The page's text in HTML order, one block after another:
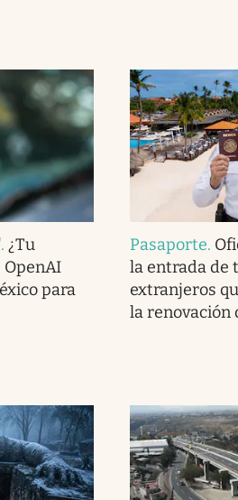
. ¿Tu
OpenAI
para
Pasaporte.
la entrada de
extranjeros
la renovación